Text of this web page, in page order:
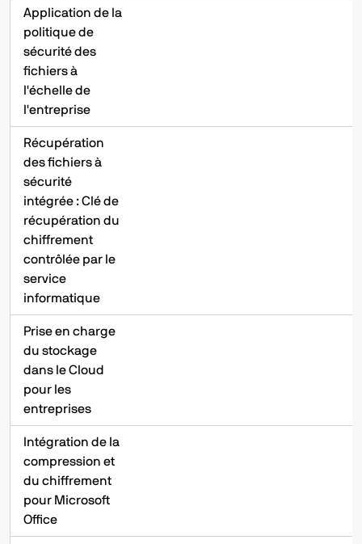
Application de la
politique de
sécurité des
fichiers à
l'échelle de
l'entreprise
Récupération
des fichiers à
sécurité
intégrée : Clé de
récupération du
chiffrement
contrôlée par le
service
informatique
Prise en charge
du stockage
dans le Cloud
pour les
entreprises
Intégration de la
compression et
du chiffrement
pour Microsoft
Office